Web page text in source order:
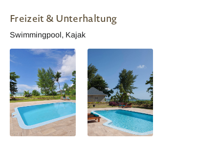
Freizeit & Unterhaltung
Swimmingpool, Kajak